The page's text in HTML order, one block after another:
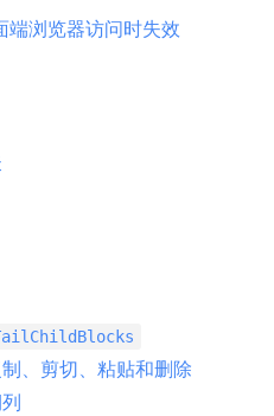
端浏览器访问时失效
、剪切、粘贴和删除